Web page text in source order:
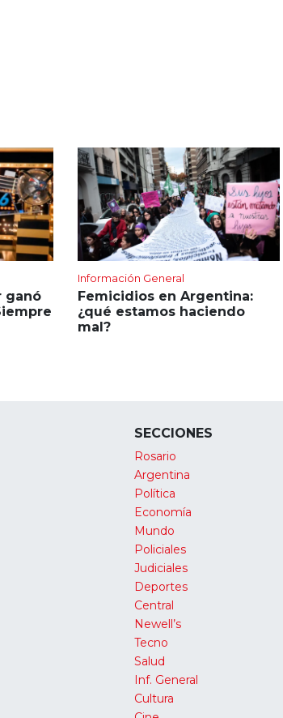
ganó
Información General
Femicidios en Argentina:
¿qué estamos haciendo
mal?
SECCIONES
Rosario
Argentina
Política
Economía
Mundo
Policiales
Judiciales
Deportes
Central
Newell’s
Tecno
Salud
Inf. General
Cultura